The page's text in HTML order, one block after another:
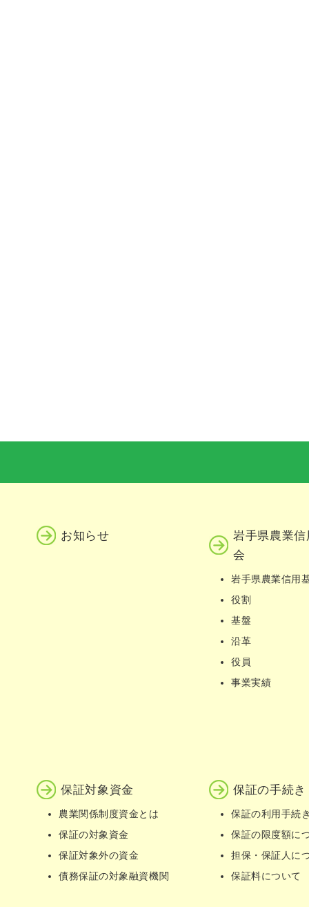
お知らせ
岩手県農業
会
岩手県農業信用
役割
基盤
沿革
役員
事業実績
保証対象資金
農業関係制度資金とは
保証の対象資金
保証対象外の資金
債務保証の対象融資機関
保証の手続き
保証の利用手続
保証の限度額に
担保・保証人に
保証料について